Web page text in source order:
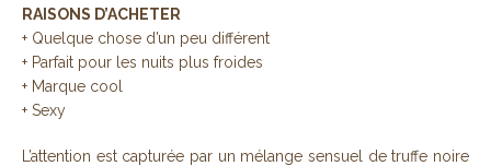
RAISONS D’ACHETER
+ Quelque chose d’un peu différent
+ Parfait pour les nuits plus froides
+ Marque cool
+ Sexy
L’attention est capturée par un mélange sensuel de truffe noire